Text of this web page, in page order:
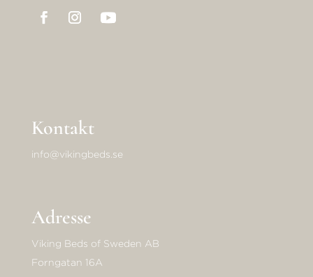
Kontakt
info@vikingbeds.se
Adresse
Viking Beds of Sweden AB
Forngatan 16A